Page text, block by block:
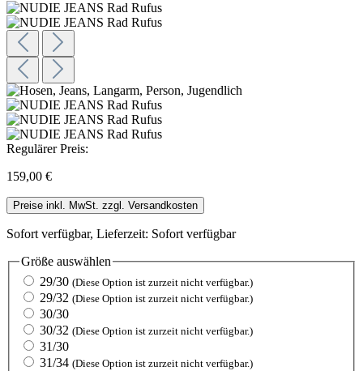
Regulärer Preis:
159,00 €
Preise inkl. MwSt. zzgl. Versandkosten
Sofort verfügbar, Lieferzeit: Sofort verfügbar
Größe auswählen
29/30 (Diese Option ist zurzeit nicht verfügbar.)
29/32 (Diese Option ist zurzeit nicht verfügbar.)
30/30
30/32 (Diese Option ist zurzeit nicht verfügbar.)
31/30
31/34 (Diese Option ist zurzeit nicht verfügbar.)